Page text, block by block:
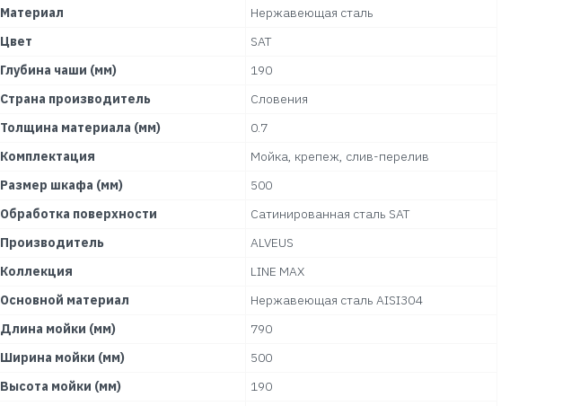
Материал
Нержавеющая сталь
Цвет
SAT
Глубина чаши (мм)
190
Страна производитель
Словения
Толщина материала (мм)
0.7
Комплектация
Мойка, крепеж, слив-перелив
Размер шкафа (мм)
500
Обработка поверхности
Сатинированная сталь SAT
Производитель
ALVEUS
Коллекция
LINE MAX
Основной материал
Нержавеющая сталь AISI304
Длина мойки (мм)
790
Ширина мойки (мм)
500
Высота мойки (мм)
190